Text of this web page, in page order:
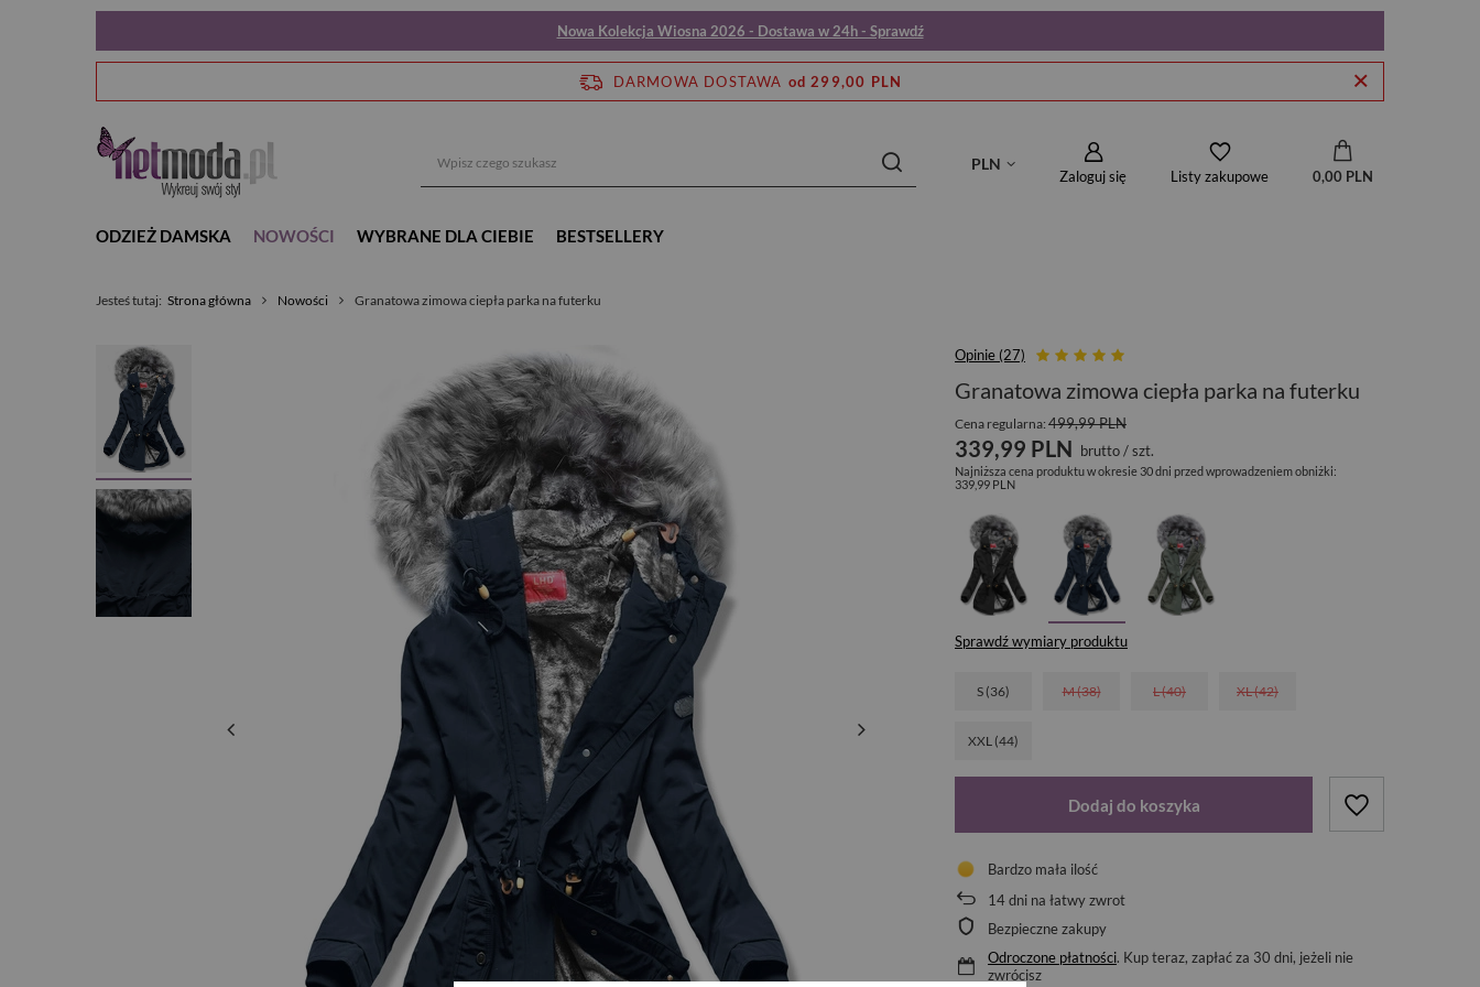
Nowa Kolekcja Wiosna 2026 - Dostawa w 24h - Sprawdź
DARMOWA DOSTAWA od 299,00 PLN
PLN
Zaloguj się Listy zakupowe 0,00 PLN
ODZIEŻ DAMSKA NOWOŚCI WYBRANE DLA CIEBIE BESTSELLERY
Jesteś tutaj: Strona główna Nowości Granatowa zimowa ciepła parka na futerku
Opinie (27)
Granatowa zimowa ciepła parka na futerku
Cena regularna:499,99 PLN
339,99 PLN brutto/szt.
Najniższa cena produktu w okresie 30 dni przed wprowadzeniem obniżki:
339,99 PLN
Sprawdź wymiary produktu
S (36) M (38) L (40) XL (42)
XXL (44)
Dodaj do koszyka
Bardzo mała ilość
14dni na łatwy zwrot
Bezpieczne zakupy
Odroczone płatności. Kup teraz, zapłać za 30 dni, jeżeli nie
zwrócisz